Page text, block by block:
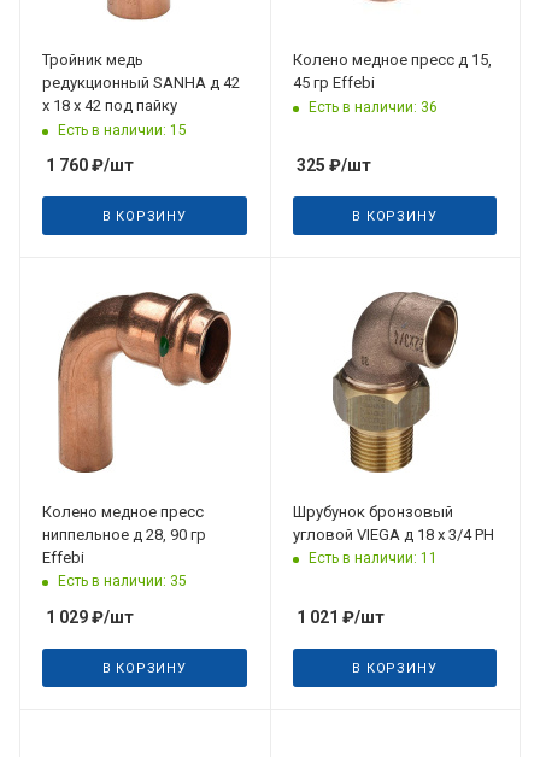
Тройник медь
редукционный SANHA д 42
х 18 х 42 под пайку
Есть в наличии: 15
1 760₽/шт
В КОРЗИНУ
Колено медное пресс д 15,
45 гр Effebi
Есть в наличии: 36
325 ₽/шт
В КОРЗИНУ
Колено медное пресс
ниппельное д 28, 90 гр
Effebi
Есть в наличии: 35
1 029₽/шт
В КОРЗИНУ
Шрубунок бронзовый
угловой VIEGA д 18 х 3/4 РН
Есть в наличии: 11
1 021 ₽/шт
В КОРЗИНУ